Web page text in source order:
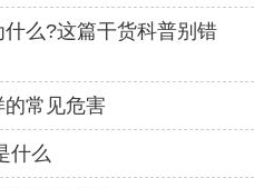
么?这篇干货科普别错
常见危害
什么